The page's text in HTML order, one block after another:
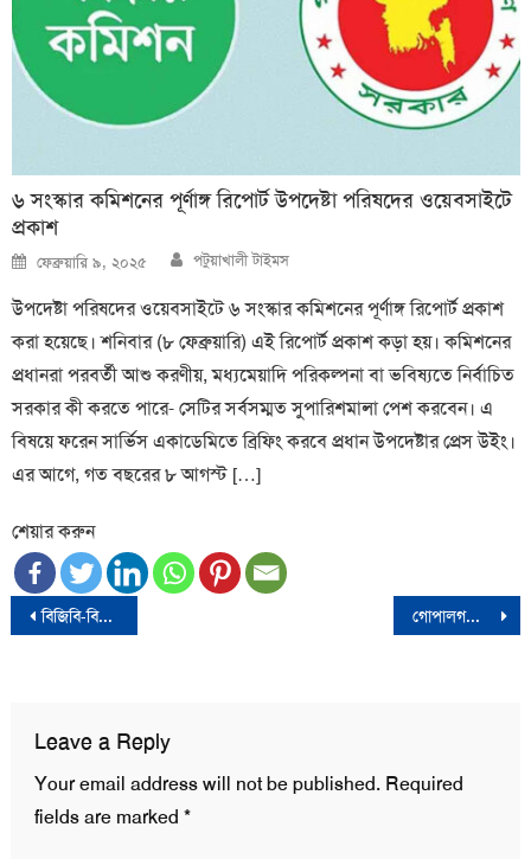
৬ সংস্কার কমিশনের পূর্ণাঙ্গ রিপোর্ট উপদেষ্টা পরিষদের ওয়েবসাইটে
প্রকাশ
Posted
on
ফেব্রুয়ারি ৯, ২০২৫ Author
পটুয়াখালী টাইমস
উপদেষ্টা পরিষদের ওয়েবসাইটে ৬ সংস্কার কমিশনের পূর্ণাঙ্গ রিপোর্ট প্রকাশ
করা হয়েছে। শনিবার (৮ ফেব্রুয়ারি) এই রিপোর্ট প্রকাশ কড়া হয়। কমিশনের
প্রধানরা পরবর্তী আশু করণীয়, মধ্যমেয়াদি পরিকল্পনা বা ভবিষ্যতে নির্বাচিত
সরকার কী করতে পারে- সেটির সর্বসম্মত সুপারিশমালা পেশ করবেন। এ
বিষয়ে ফরেন সার্ভিস একাডেমিতে ব্রিফিং করবে প্রধান উপদেষ্টার প্রেস উইং।
এর আগে, গত বছরের ৮ আগস্ট […]
শেয়ার করুন
Post
বিজিবি-বিএসএফ বৈঠক,সীমান্ত হত্যার কড়া প্রতিবাদ গোপালগঞ্জে আ.লীগের হামলায় স্বেচ্ছাসেবক দলের কেন্দ্রীয় নেতা নিহত
Leave a Reply
Your email address will not be published. Required
fields are marked *